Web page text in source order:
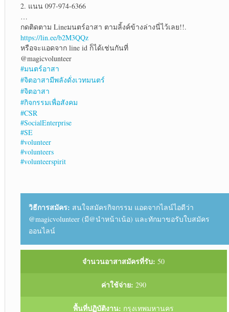
2. แนน 097-974-6366
…
กดติดตาม Lineมนตร์อาสา ตามลิ้งค์ข้างล่างนี่ไว้เลย!!.
https://lin.ee/b2M3QQz
หรือจะแอดจาก line id ก็ได้เช่นกันที่
@magicvolunteer
#มนตร์อาสา
#จิตอาสามีพลังดั่งเวทมนตร์
#จิตอาสา
#กิจกรรมเพื่อสังคม
#CSR
#SocialEnterprise
#SE
#volunteer
#volunteers
#volunteerspirit
วิธีการสมัคร: สนใจสมัครกิจกรรม แอดจากไลน์ไอดีว่า
@magicvolunteer (มี@นำหน้าเน้อ) และทักมาขอรับใบสมัคร
ออนไลน์
จำนวนอาสาสมัครที่รับ: 50
ค่าใช้จ่าย: 290
พื้นที่ปฏิบัติงาน: กรุงเทพมหานคร